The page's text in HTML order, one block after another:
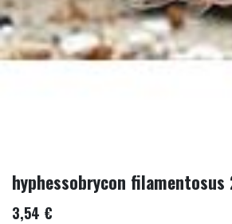
hyphessobrycon filamentosus
3,54 €